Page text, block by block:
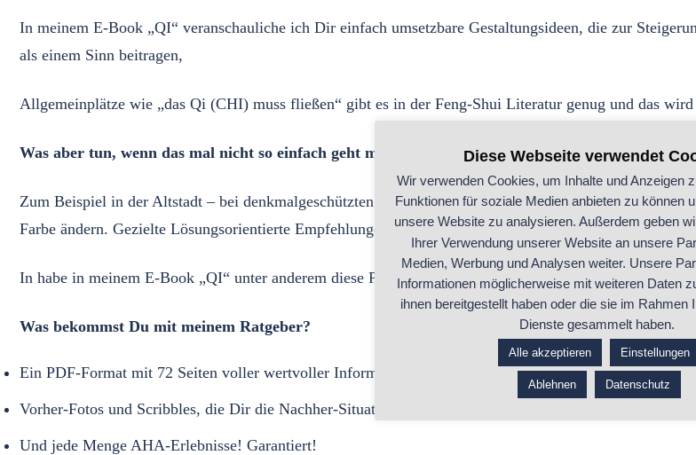
⁠In meinem E-Book „QI“ veranschauliche ich Dir einfach umsetzbare Gestaltungsideen, die zur
als einem Sinn beitragen, ⁠
⁠Allgemeinplätze wie „das Qi (CHI) muss fließen“ gibt es in der Feng-Shui Literatur genug und das
Was aber tun, wenn das mal nicht so einfach geht mit dem QI
Zum Beispiel in der Altstadt – bei denkmalgeschützten Häusern und den Herausforderungen, die die
Farbe ändern. Gezielte Lösungsorientierte Empfehlungen fehlen meist. ⁠
⁠In habe in meinem E-Book „QI“ unter anderem diese Problematiken behandelt und entsprechende
Was bekommst Du mit meinem Ratgeber?⁠
Ein PDF-Format mit 72 Seiten voller wertvoller Informationen⁠ – vor allem auch für den Business-Bereich
Vorher-Fotos und Scribbles, die Dir die Nachher-Situation anschaulich demonstrieren
Und jede Menge AHA-Erlebnisse! Garantiert!⁠
Diese Webseite verwendet
Wir verwenden Cookies, um Inhalte und Anzeigen
Funktionen für soziale Medien anbieten zu können
unsere Website zu analysieren. Außerdem geben
Ihrer Verwendung unserer Website an unsere
Medien, Werbung und Analysen weiter. Unsere
Informationen möglicherweise mit weiteren Daten
ihnen bereitgestellt haben oder die sie im Rahmen
Dienste gesammelt haben.
Alle akzeptieren Einstellungen
Ablehnen Datenschutz